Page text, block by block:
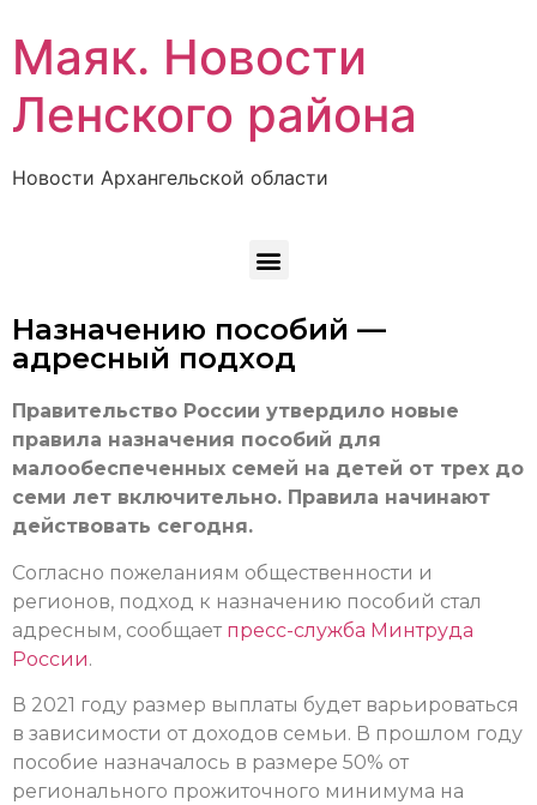
Маяк. Новости
Ленского района
Новости Архангельской области
Назначению пособий —
адресный подход
Правительство России утвердило новые
правила назначения пособий для
малообеспеченных семей на детей от трех до
семи лет включительно. Правила начинают
действовать сегодня.
Согласно пожеланиям общественности и
регионов, подход к назначению пособий стал
адресным, сообщает пресс-служба Минтруда
России.
В 2021 году размер выплаты будет варьироваться
в зависимости от доходов семьи. В прошлом году
пособие назначалось в размере 50% от
регионального прожиточного минимума на